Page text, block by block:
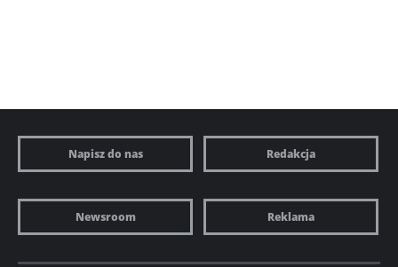
Napisz do nas Redakcja
Newsroom Reklama